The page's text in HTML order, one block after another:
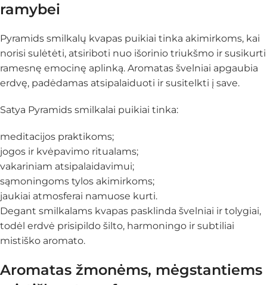
ramybei
Pyramids smilkalų kvapas puikiai tinka akimirkoms, kai
norisi sulėtėti, atsiriboti nuo išorinio triukšmo ir susikurti
ramesnę emocinę aplinką. Aromatas švelniai apgaubia
erdvę, padėdamas atsipalaiduoti ir susitelkti į save.
Satya Pyramids smilkalai puikiai tinka:
meditacijos praktikoms;
jogos ir kvėpavimo ritualams;
vakariniam atsipalaidavimui;
sąmoningoms tylos akimirkoms;
jaukiai atmosferai namuose kurti.
Degant smilkalams kvapas pasklinda švelniai ir tolygiai,
todėl erdvė prisipildo šilto, harmoningo ir subtiliai
mistiško aromato.
Aromatas žmonėms, mėgstantiems